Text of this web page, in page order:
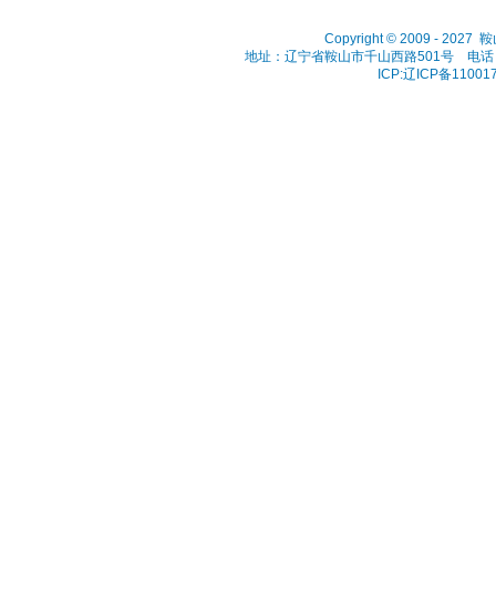
Copyright © 2009 - 2027
地址：辽宁省鞍山市千山西路501号
ICP:辽ICP备